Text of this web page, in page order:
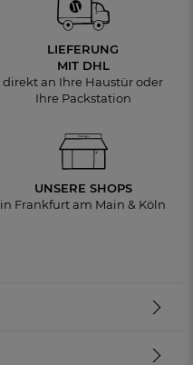
LIEFERUNG
MIT DHL
direkt an Ihre Haustür oder
Ihre Packstation
UNSERE SHOPS
in Frankfurt am Main & Köln